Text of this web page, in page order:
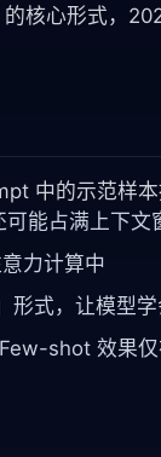
核心形式，
中的示范样本
能占满上下文
力计算中
形式，让模型
shot 效果